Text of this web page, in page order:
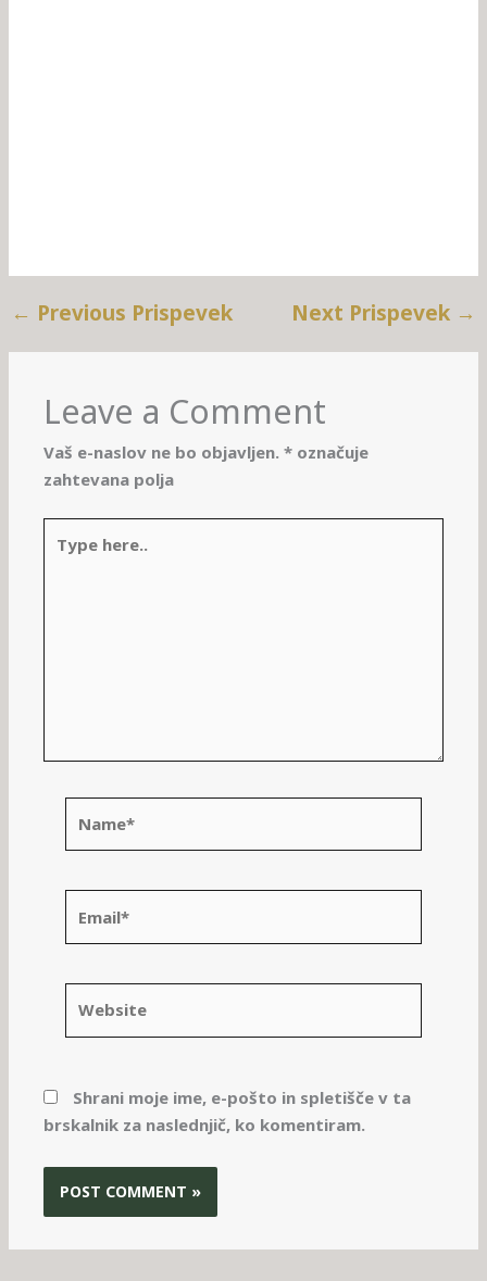
← Previous Prispevek Next Prispevek →
Leave a Comment
Vaš e-naslov ne bo objavljen. * označuje
zahtevana polja
here..
Shrani moje ime, e-pošto in spletišče v ta
brskalnik za naslednjič, ko komentiram.